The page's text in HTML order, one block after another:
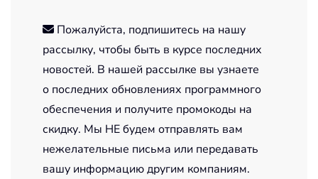
Пожалуйста, подпишитесь на нашу
рассылку, чтобы быть в курсе последних
новостей. В нашей рассылке вы узнаете
о последних обновлениях программного
обеспечения и получите промокоды на
скидку. Мы НЕ будем отправлять вам
нежелательные письма или передавать
вашу информацию другим компаниям.